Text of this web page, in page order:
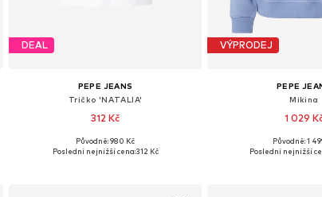
DEAL
PEPE JEANS
Tričko 'NATALIA'
312 Kč
Dostupné velikosti: XS, S, M, L, XL
Původně: 980 Kč
Poslední nejnižší cena:312 Kč
VÝPRODEJ
PEPE
Mikina
1 029
Dostupné velikosti:
Původně: 1
Poslední nejnižší